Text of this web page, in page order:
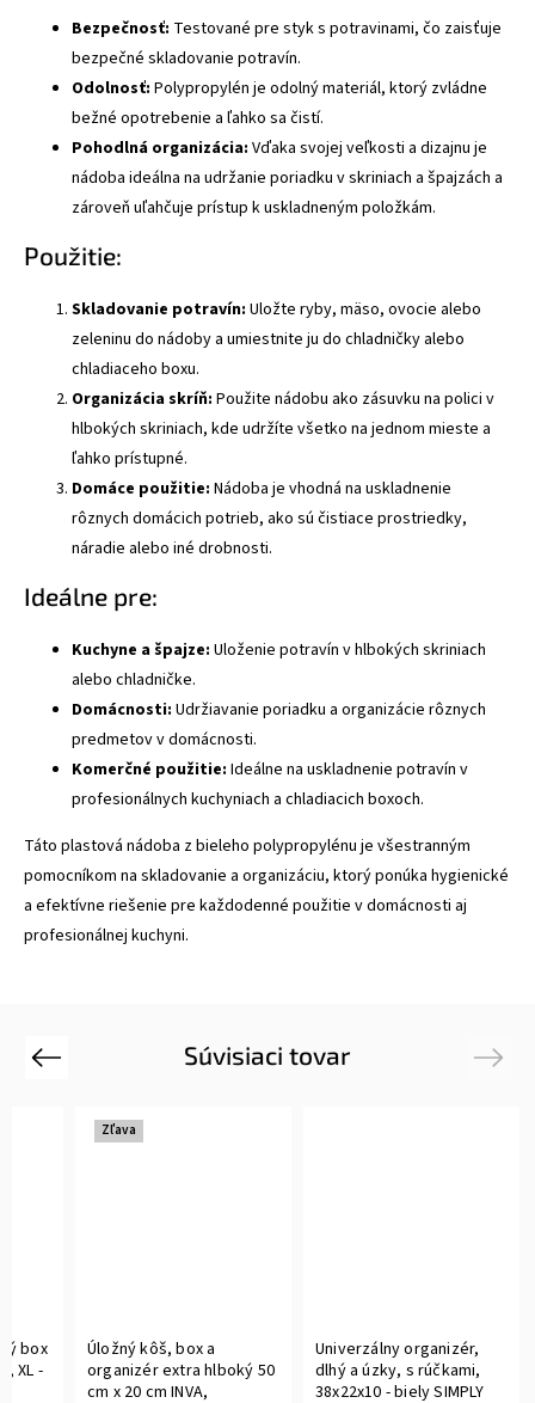
Bezpečnosť: Testované pre styk s potravinami, čo zaisťuje
bezpečné skladovanie potravín.
Odolnosť: Polypropylén je odolný materiál, ktorý zvládne
bežné opotrebenie a ľahko sa čistí.
Pohodlná organizácia: Vďaka svojej veľkosti a dizajnu je
nádoba ideálna na udržanie poriadku v skriniach a špajzách a
zároveň uľahčuje prístup k uskladneným položkám.
Použitie:
Skladovanie potravín: Uložte ryby, mäso, ovocie alebo
zeleninu do nádoby a umiestnite ju do chladničky alebo
chladiaceho boxu.
Organizácia skríň: Použite nádobu ako zásuvku na polici v
hlbokých skriniach, kde udržíte všetko na jednom mieste a
ľahko prístupné.
Domáce použitie: Nádoba je vhodná na uskladnenie
rôznych domácich potrieb, ako sú čistiace prostriedky,
náradie alebo iné drobnosti.
Ideálne pre:
Kuchyne a špajze: Uloženie potravín v hlbokých skriniach
alebo chladničke.
Domácnosti: Udržiavanie poriadku a organizácie rôznych
predmetov v domácnosti.
Komerčné použitie: Ideálne na uskladnenie potravín v
profesionálnych kuchyniach a chladiacich boxoch.
Táto plastová nádoba z bieleho polypropylénu je všestranným
pomocníkom na skladovanie a organizáciu, ktorý ponúka hygienické
a efektívne riešenie pre každodenné použitie v domácnosti aj
profesionálnej kuchyni.
Súvisiaci tovar
Previous
box
XL -
Zľava
Úložný kôš, box a
organizér extra hlboký 50
cm x 20 cm INVA,
Univerzálny organizér,
dlhý a úzky, s rúčkami,
38x22x10 - biely SIMPLY
Next